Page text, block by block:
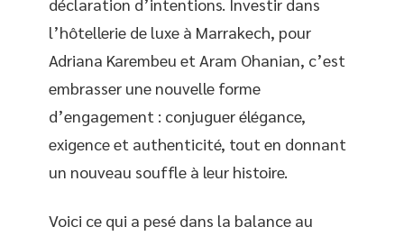
l’hôtellerie de luxe à Marrakech, pour
Adriana Karembeu et Aram Ohanian, c’est
embrasser une nouvelle forme
d’engagement : conjuguer élégance,
exigence et authenticité, tout en donnant
un nouveau souffle à leur histoire.
Voici ce qui a pesé dans la balance au